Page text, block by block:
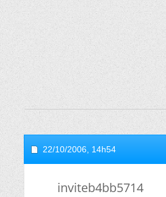
22/10/2006, 14h54
inviteb4bb5714